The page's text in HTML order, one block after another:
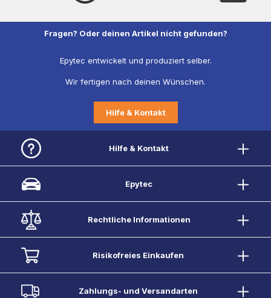
Fragen? Oder deinen Artikel nicht gefunden?
Epytec entwickelt und produziert selber.
Wir fertigen nach deinen Wünschen.
Hilfe & Kontakt
Hilfe & Kontakt
Epytec
Rechtliche Informationen
Risikofreies Einkaufen
Zahlungs- und Versandarten